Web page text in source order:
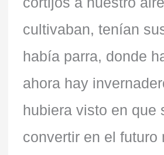
cultivaban, tenían
había parra, donde
ahora hay
hubiera visto en que
convertir en el futuro